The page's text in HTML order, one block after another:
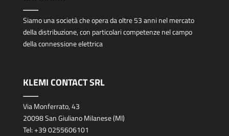
Siamo una società che opera da oltre 53 anni nel mercato
della distribuzione, con particolari competenze nel campo
della connessione elettrica
KLEMI CONTACT SRL
Via Monferrato, 43
20098 San Giuliano Milanese (MI)
Tel:+39 0255606101